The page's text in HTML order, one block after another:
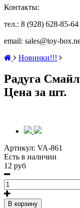
Контакты:
тел.: 8 (928) 628-85-64
email: sales@toy-
Новинки!!!
Радуга
Цена за шт.
Артикул: VA-861
Есть в наличии
12 руб
В корзину